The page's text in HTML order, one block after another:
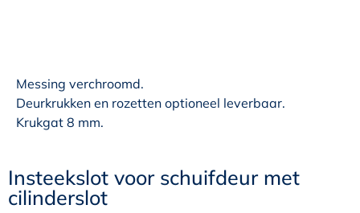
Messing verchroomd.
Deurkrukken en rozetten optioneel leverbaar.
Krukgat 8 mm.
Insteekslot voor schuifdeur met
cilinderslot